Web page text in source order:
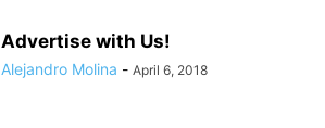
Advertise with Us!
Alejandro Molina - April 6, 2018